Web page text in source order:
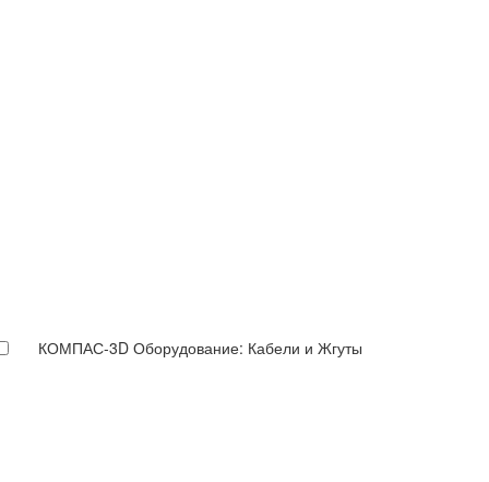
КОМПАС-3D Оборудование: Кабели и Жгуты